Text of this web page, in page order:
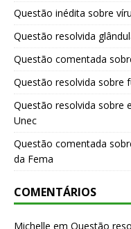
Questão inédita sobre
Questão resolvida
Questão comentada
Questão resolvida sobre
Questão resolvida sobre
Unec
Questão comentada
da Fema
COMENTÁRIOS
Michelle em Questão